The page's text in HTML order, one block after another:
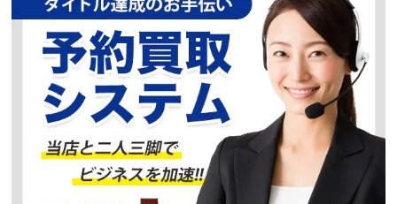
高陽社
モロッコの涙・クレンジングEX
ただいま、買取強化 キャンペーン中
予約買取、複数点で 更に買取価格UP
買取価格 優遇査定中
高陽社
リメインヤング
ただいま、買取強化
予約買取、複数点で 更に買取価格UP